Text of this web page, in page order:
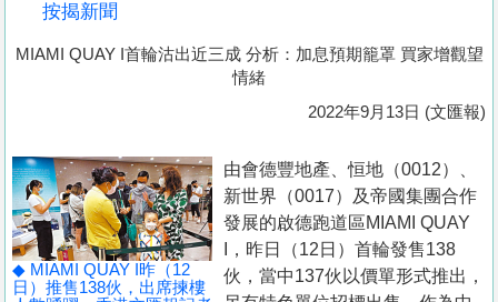
據
置
業
手
冊
按揭新聞
MIAMI QUAY I首輪沽出近三成 分析：加息預期籠罩 買家增觀望
情緒
2022年9月13日 (文匯報)
◆ MIAMI QUAY I昨（12
日）推售138伙，出席揀樓
由會德豐地產、恒地（0012）、
新世界（0017）及帝國集團合作
發展的啟德跑道區MIAMI QUAY
I，昨日（12日）首輪發售138
伙，當中137伙以價單形式推出，